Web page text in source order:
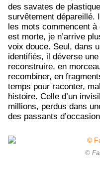
des savates de
survêtement dépareillé.
les mots commencent
est morte, je n’arrive
voix douce. Seul, dans
identifiés, il déverse
reconstruire, en
recombiner, en
temps pour raconter,
histoire. Celle d’un
millions, perdus dans
des passants
©